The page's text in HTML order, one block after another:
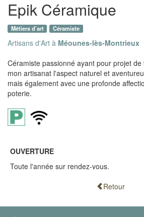
Epik Céramique
Métiers d’art Céramiste
Artisans d'Art à Méounes-lès-Montrieux
Céramiste passionné ayant pour projet
mon artisanat l'aspect naturel et
mais également avec une profonde
poterie.
OUVERTURE
Toute l'année sur rendez-vous.
Retour